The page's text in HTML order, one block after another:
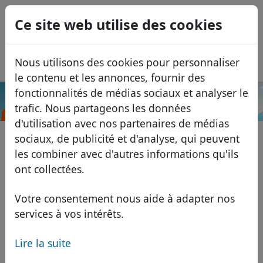
Ce site web utilise des cookies
Nous utilisons des cookies pour personnaliser
le contenu et les annonces, fournir des
fonctionnalités de médias sociaux et analyser le
trafic. Nous partageons les données
d'utilisation avec nos partenaires de médias
sociaux, de publicité et d'analyse, qui peuvent
les combiner avec d'autres informations qu'ils
ont collectées.
Votre consentement nous aide à adapter nos
services à vos intérêts.
Lire la suite
Domaines
Base de données de domaines
Domaines africains
Domaines européens
Domaines nord-américains
Liste des prix
Transférer
Recherche
ID Protect
WHOIS
FAQ
Blog
USD
EUR
GBP
Español
Italiano
Português
Română
Eesti
.ls Recherche